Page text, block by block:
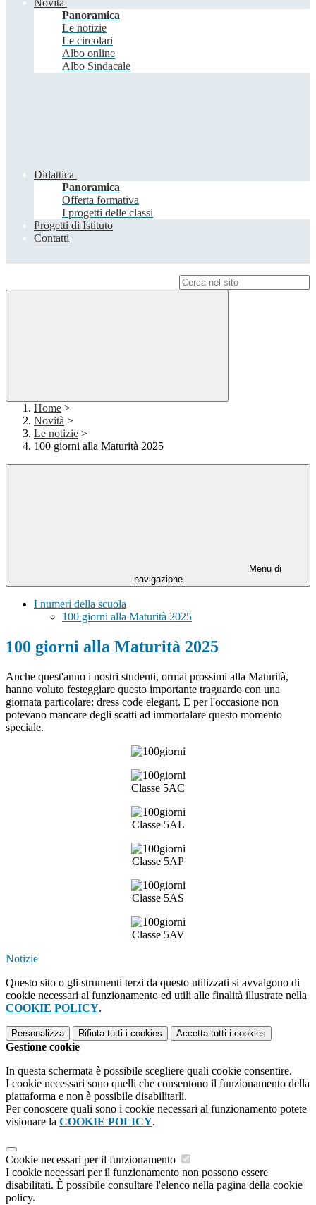
Novità
Panoramica
Le notizie
Le circolari
Albo online
Albo Sindacale
Didattica
Panoramica
Offerta formativa
I progetti delle classi
Progetti di Istituto
Contatti
Home >
Novità >
Le notizie >
100 giorni alla Maturità 2025
Menu di
navigazione
I numeri della scuola
100 giorni alla Maturità 2025
100 giorni alla Maturità 2025
Anche quest'anno i nostri studenti, ormai prossimi alla Maturità,
hanno voluto festeggiare questo importante traguardo con una
giornata particolare: dress code elegant. E per l'occasione non
potevano mancare degli scatti ad immortalare questo momento
speciale.
Classe 5AC
Classe 5AL
Classe 5AP
Classe 5AS
Classe 5AV
Notizie
Questo sito o gli strumenti terzi da questo utilizzati si avvalgono di
cookie necessari al funzionamento ed utili alle finalità illustrate nella
COOKIE POLICY.
Personalizza Rifiuta tutti i cookies Accetta tutti i cookies
Gestione cookie
In questa schermata è possibile scegliere quali cookie consentire.
I cookie necessari sono quelli che consentono il funzionamento della
piattaforma e non è possibile disabilitarli.
Per conoscere quali sono i cookie necessari al funzionamento potete
visionare la COOKIE POLICY.
Cookie necessari per il funzionamento
I cookie necessari per il funzionamento non possono essere
disabilitati. È possibile consultare l'elenco nella pagina della cookie
policy.